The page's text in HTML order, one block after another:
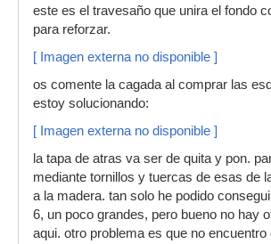
este es el travesaño que unira el fondo
para reforzar.
[ Imagen externa no disponible ]
os comente la cagada al comprar las
estoy solucionando:
[ Imagen externa no disponible ]
la tapa de atras va ser de quita y pon.
mediante tornillos y tuercas de esas de
a la madera. tan solo he podido
6, un poco grandes, pero bueno no hay
aqui. otro problema es que no encuentro